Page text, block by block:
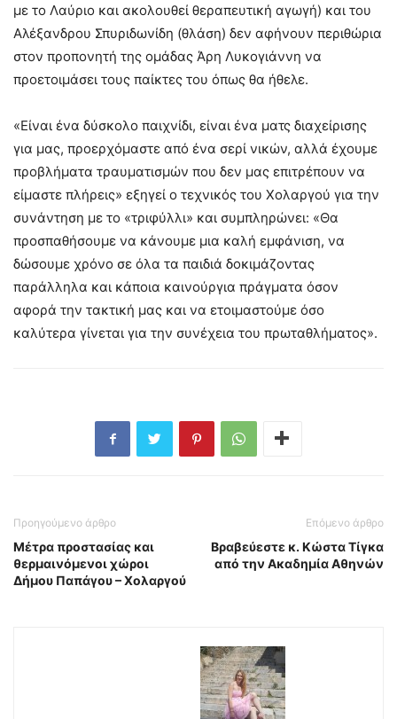
με το Λαύριο και ακολουθεί θεραπευτική αγωγή) και του
Αλέξανδρου Σπυριδωνίδη (θλάση) δεν αφήνουν περιθώρια
στον προπονητή της ομάδας Άρη Λυκογιάννη να
προετοιμάσει τους παίκτες του όπως θα ήθελε.
«Είναι ένα δύσκολο παιχνίδι, είναι ένα ματς διαχείρισης
για μας, προερχόμαστε από ένα σερί νικών, αλλά έχουμε
προβλήματα τραυματισμών που δεν μας επιτρέπουν να
είμαστε πλήρεις» εξηγεί ο τεχνικός του Χολαργού για την
συνάντηση με το «τριφύλλι» και συμπληρώνει: «Θα
προσπαθήσουμε να κάνουμε μια καλή εμφάνιση, να
δώσουμε χρόνο σε όλα τα παιδιά δοκιμάζοντας
παράλληλα και κάποια καινούργια πράγματα όσον
αφορά την τακτική μας και να ετοιμαστούμε όσο
καλύτερα γίνεται για την συνέχεια του πρωταθλήματος».
Προηγούμενο άρθρο
Μέτρα προστασίας και
θερμαινόμενοι χώροι
Δήμου Παπάγου – Χολαργού
Επόμενο άρθρο
Βραβεύεστε κ. Κώστα Τίγκα
από την Ακαδημία Αθηνών